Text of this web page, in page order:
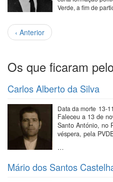
Verde, a fim de
Paginação
Página
anterior
‹ Anterior
Os que ficaram
Carlos Alberto da Silva
Data da morte 13-
Faleceu a 13 de
Santo António, no
véspera, pela
…
Mário dos Santos